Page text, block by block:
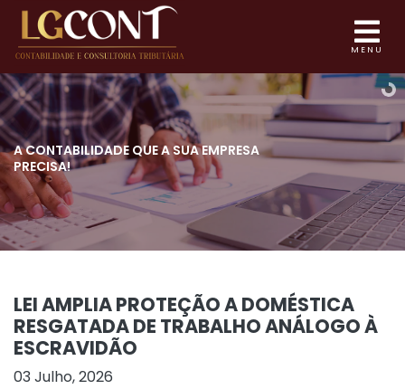
MENU
A CONTABILIDADE QUEA SUA EMPRESA
PRECISA!
LEI AMPLIA PROTEÇÃO A DOMÉSTICA
RESGATADA DE TRABALHO ANÁLOGO À
ESCRAVIDÃO
03 Julho, 2026